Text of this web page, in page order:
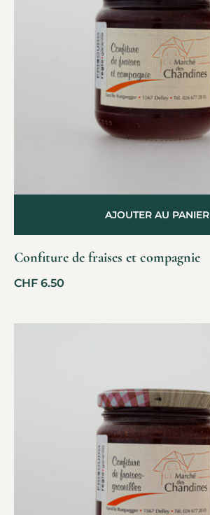
Confiture de fraises et compagnie
CHF 6.50
AJOUTER AU PANIER